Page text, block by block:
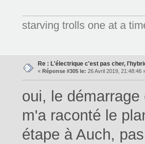
starving trolls one at a
Re : L'électrique c'est pas cher,
« Réponse #305 le: 26 Avril 2019, 21:48:46
oui, le
m'a raconté le
étape à Auch,